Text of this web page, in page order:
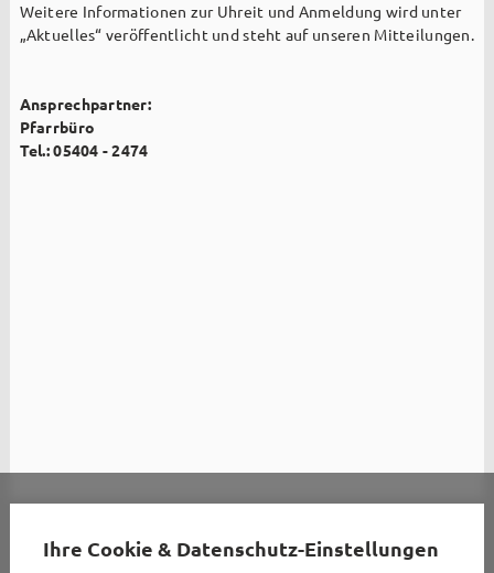
Weitere Informationen zur Uhreit und Anmeldung wird unter
„Aktuelles“ veröffentlicht und steht auf unseren Mitteilungen.
Ansprechpartner:
Pfarrbüro
Tel.: 05404 - 2474
Ihre Cookie & Datenschutz-Einstellungen